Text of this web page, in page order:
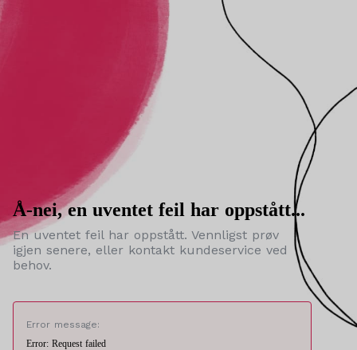
Å-nei, en uventet feil har oppstått...
En uventet feil har oppstått. Vennligst prøv
igjen senere, eller kontakt kundeservice ved
behov.
Error message:
Error: Request failed